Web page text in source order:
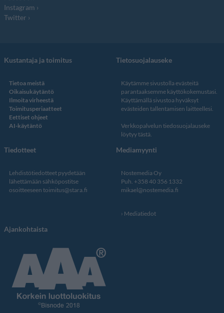
Instagram
Twitter
Kustantaja ja toimitus
Tietoa meistä
Oikaisukäytäntö
Ilmoita virheestä
Toimitusperiaatteet
Eettiset ohjeet
AI-käytäntö
Tietosuojalauseke
Käytämme sivustolla evästeitä
parantaaksemme käyttökokemustasi.
Käyttämällä sivustoa hyväksyt
evästeiden tallentamisen laitteellesi.
Verkkopalvelun tiedosuojalauseke
löytyy tästä
Tiedotteet
Lehdistötiedotteet pyydetään
lähettämään sähköpostitse
osoitteeseen toimitus@stara.fi
Mediamyynti
Nostemedia Oy
Puh. +358 40 356 1332
mikael@nostemedia.fi
Mediatiedot
Ajankohtaista